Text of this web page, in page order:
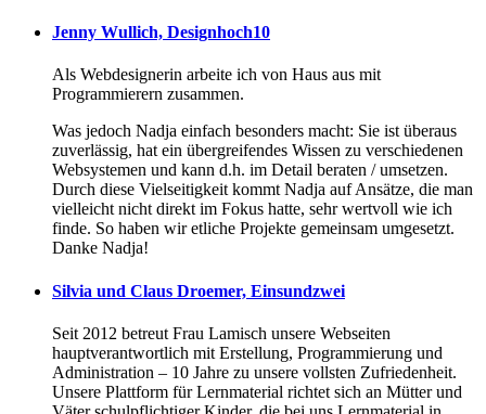
Jenny Wullich, Designhoch10
Als Webdesignerin arbeite ich von Haus aus mit
Programmierern zusammen.
Was jedoch Nadja einfach besonders macht: Sie ist überaus
zuverlässig, hat ein übergreifendes Wissen zu verschiedenen
Websystemen und kann d.h. im Detail beraten / umsetzen.
Durch diese Vielseitigkeit kommt Nadja auf Ansätze, die man
vielleicht nicht direkt im Fokus hatte, sehr wertvoll wie ich
finde. So haben wir etliche Projekte gemeinsam umgesetzt.
Danke Nadja!
Silvia und Claus Droemer, Einsundzwei
Seit 2012 betreut Frau Lamisch unsere Webseiten
hauptverantwortlich mit Erstellung, Programmierung und
Administration – 10 Jahre zu unsere vollsten Zufriedenheit.
Unsere Plattform für Lernmaterial richtet sich an Mütter und